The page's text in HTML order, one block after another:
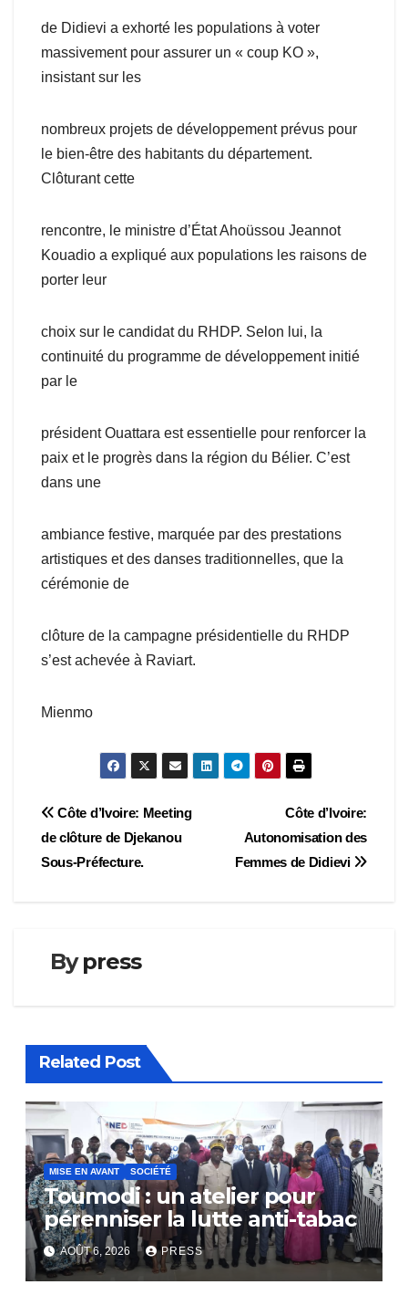
de Didievi a exhorté les populations à voter
massivement pour assurer un « coup KO »,
insistant sur les
nombreux projets de développement prévus pour
le bien-être des habitants du département.
Clôturant cette
rencontre, le ministre d’État Ahoüssou Jeannot
Kouadio a expliqué aux populations les raisons de
porter leur
choix sur le candidat du RHDP. Selon lui, la
continuité du programme de développement initié
par le
président Ouattara est essentielle pour renforcer la
paix et le progrès dans la région du Bélier. C’est
dans une
ambiance festive, marquée par des prestations
artistiques et des danses traditionnelles, que la
cérémonie de
clôture de la campagne présidentielle du RHDP
s’est achevée à Raviart.
Mienmo
Navigation
de
Côte d’Ivoire:
Autonomisation des
Femmes de Didievi
Côte d’Ivoire: Meeting
de clôture de Djekanou
Sous-Préfecture.
Bypress
Related Post
MISE EN AVANT SOCIÉTÉ
Toumodi : un atelier pour
pérenniser la lutte anti-tabac
AOÛT 6, 2026 PRESS